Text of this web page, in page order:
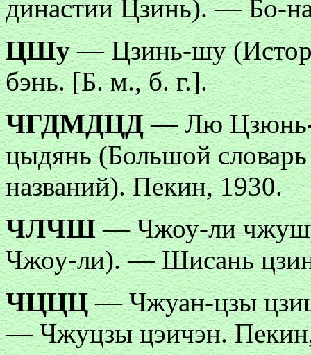
династии Цзинь). — Бо-
ЦШу— Цзинь-шу
бэнь. [Б. м., б. г.].
ЧГДМДЦД— Лю Цзюнь-
цыдянь (Большой
названий). Пекин, 1930.
ЧЛЧШ— Чжоу-ли чжушу
Чжоу-ли). — Шисань
ЧЦЦЦ— Чжуан-цзы
— Чжуцзы цэичэн.